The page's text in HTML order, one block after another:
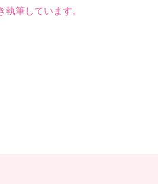
筆しています。